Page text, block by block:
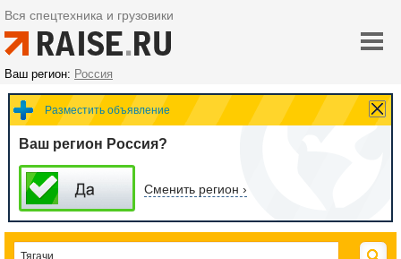
Вся спецтехника и грузовики
Ваш регион: Россия
Разместить объявление
Ваш регион Россия?
Сменить регион ›